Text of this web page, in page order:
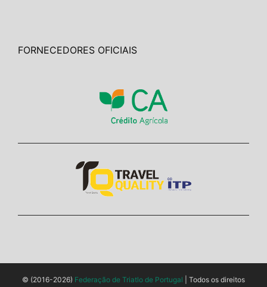
FORNECEDORES OFICIAIS
© (2016-2026) Federação de Triatlo de Portugal | Todos os direitos